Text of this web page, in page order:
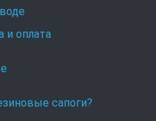
и оплата
сапоги?